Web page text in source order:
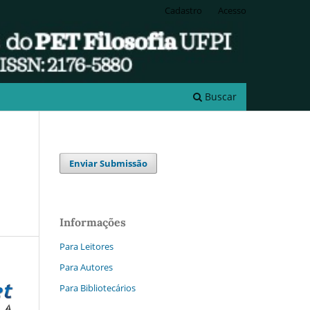
Buscar
Cadastro Acesso
Enviar Submissão
Informações
Para Leitores
Para Autores
Para Bibliotecários